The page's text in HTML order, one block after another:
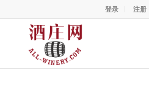
登录 注册